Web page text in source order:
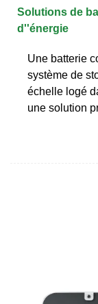
Solutions de
d''énergie
Une batterie
système de
échelle logé
une solution